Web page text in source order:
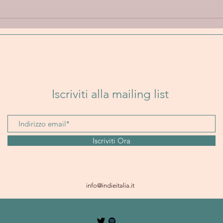
viaggio emotivo tra
delicatezza, introspezione e
Un
Iscriviti alla mailing list
Iscriviti Ora
info@indieitalia.it